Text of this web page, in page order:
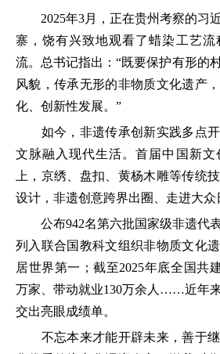
2025年3月，正在贵州考察的习
寨，饶有兴致地观看了蜡染工艺流
流。总书记指出：“既要保护有形的
风貌，传承无形的非物质文化遗产
化、创新性发展。”
如今，非遗传承创新实践多点开
文脉融入现代生活。首届中国新文
上，京绣、盘扣、黄杨木雕等传统
设计，非遗创意跨界出圈、走进大众
公布942名第六批国家级非遗代表
列入联合国教科文组织非物质文化
居世界第一；截至2025年底全国共
万家、带动就业130万余人……近年
交出亮眼成绩单。
不忘本来才能开辟未来，善于继